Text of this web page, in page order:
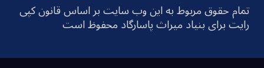
تمام حقوق مربوط به این وب سایت بر اساس قانون کپی
رایت برای بنیاد میراث پاسارگاد محفوظ است